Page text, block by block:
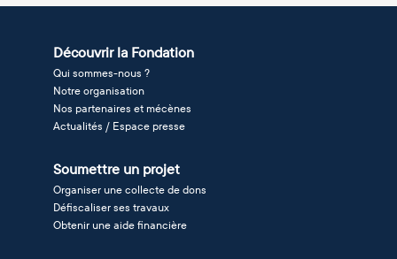
Découvrir la Fondation
Qui sommes-nous ?
Notre organisation
Nos partenaires et mécènes
Actualités / Espace presse
Soumettre un projet
Organiser une collecte de dons
Défiscaliser ses travaux
Obtenir une aide financière